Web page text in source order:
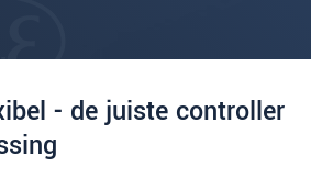
- de juiste controller